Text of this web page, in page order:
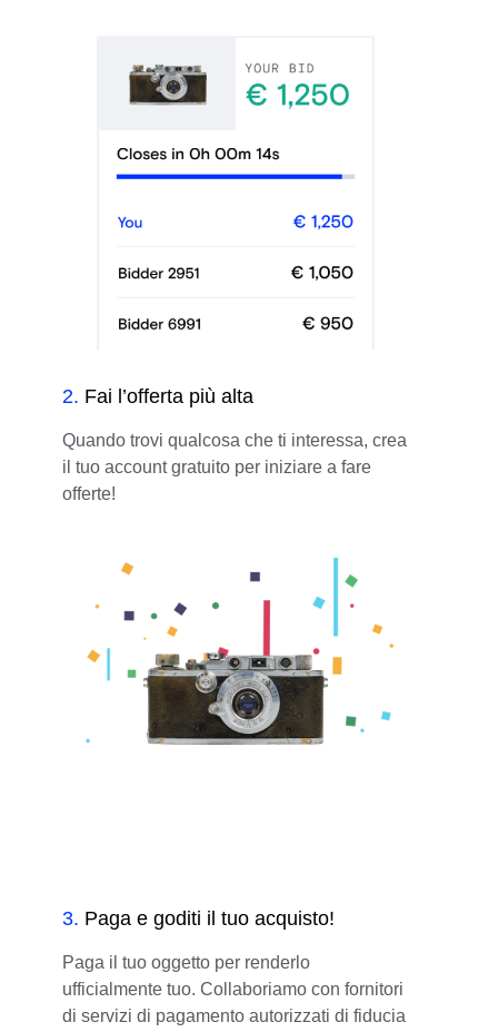
2. Fai l’offerta più alta
Quando trovi qualcosa che ti interessa, crea
il tuo account gratuito per iniziare a fare
offerte!
3. Paga e goditi il tuo acquisto!
Paga il tuo oggetto per renderlo
ufficialmente tuo. Collaboriamo con fornitori
di servizi di pagamento autorizzati di fiducia